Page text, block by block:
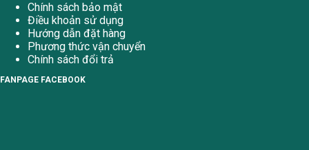
Chính sách bảo mật
Điều khoản sử dụng
Hướng dẫn đặt hàng
Phương thức vận chuyển
Chính sách đổi trả
FANPAGE FACEBOOK